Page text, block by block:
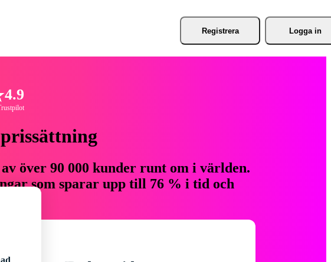
Registrera Logga in
4.9
över 90 000 kunder runt om i världen.
som sparar upp till 76 % i tid och